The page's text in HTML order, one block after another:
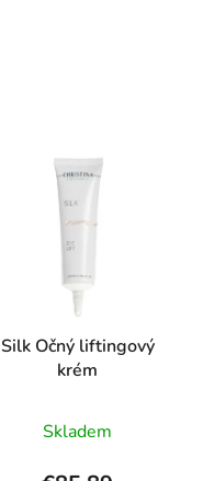
Silk Očný liftingový
krém
hodnotenie
produktu
Skladem